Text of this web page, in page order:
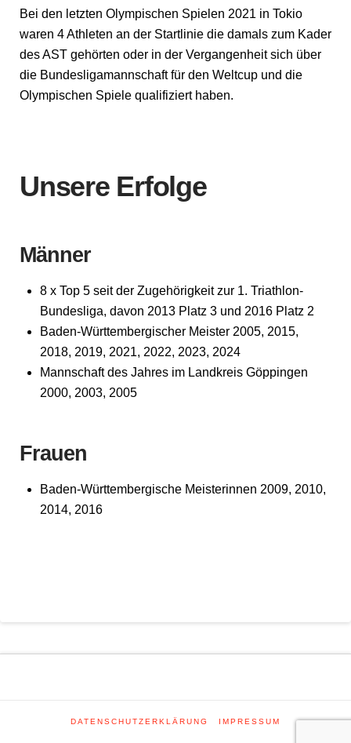
Bei den letzten Olympischen Spielen 2021 in Tokio
waren 4 Athleten an der Startlinie die damals zum Kader
des AST gehörten oder in der Vergangenheit sich über
die Bundesligamannschaft für den Weltcup und die
Olympischen Spiele qualifiziert haben.
Unsere Erfolge
Männer
8 x Top 5 seit der Zugehörigkeit zur 1. Triathlon-
Bundesliga, davon 2013 Platz 3 und 2016 Platz 2
Baden-Württembergischer Meister 2005, 2015,
2018, 2019, 2021, 2022, 2023, 2024
Mannschaft des Jahres im Landkreis Göppingen
2000, 2003, 2005
Frauen
Baden-Württembergische Meisterinnen 2009, 2010,
2014, 2016
DATENSCHUTZERKLÄRUNG IMPRESSUM